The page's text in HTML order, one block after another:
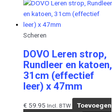
Scheren
DOVO Leren strop,
Rundleer en katoen,
31cm (effectief
leer) x 47mm
€ 59.95 Incl. BTW
Toevoegen